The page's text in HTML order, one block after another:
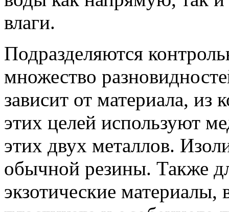
влаги.
Подразделяются
множество
зависит от материала, из
этих целей используют
этих двух металлов.
обычной резины. Также
экзотические